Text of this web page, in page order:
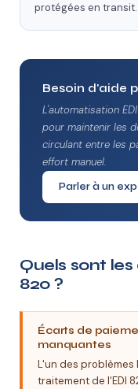
protégées en transit.
Besoin d'aide
L'automatisation
pour maintenir les
circulant entre les
effort manuel.
Parler à un
Quels sont
820 ?
Écarts de
manquantes
L'un des
traitement de l'EDI